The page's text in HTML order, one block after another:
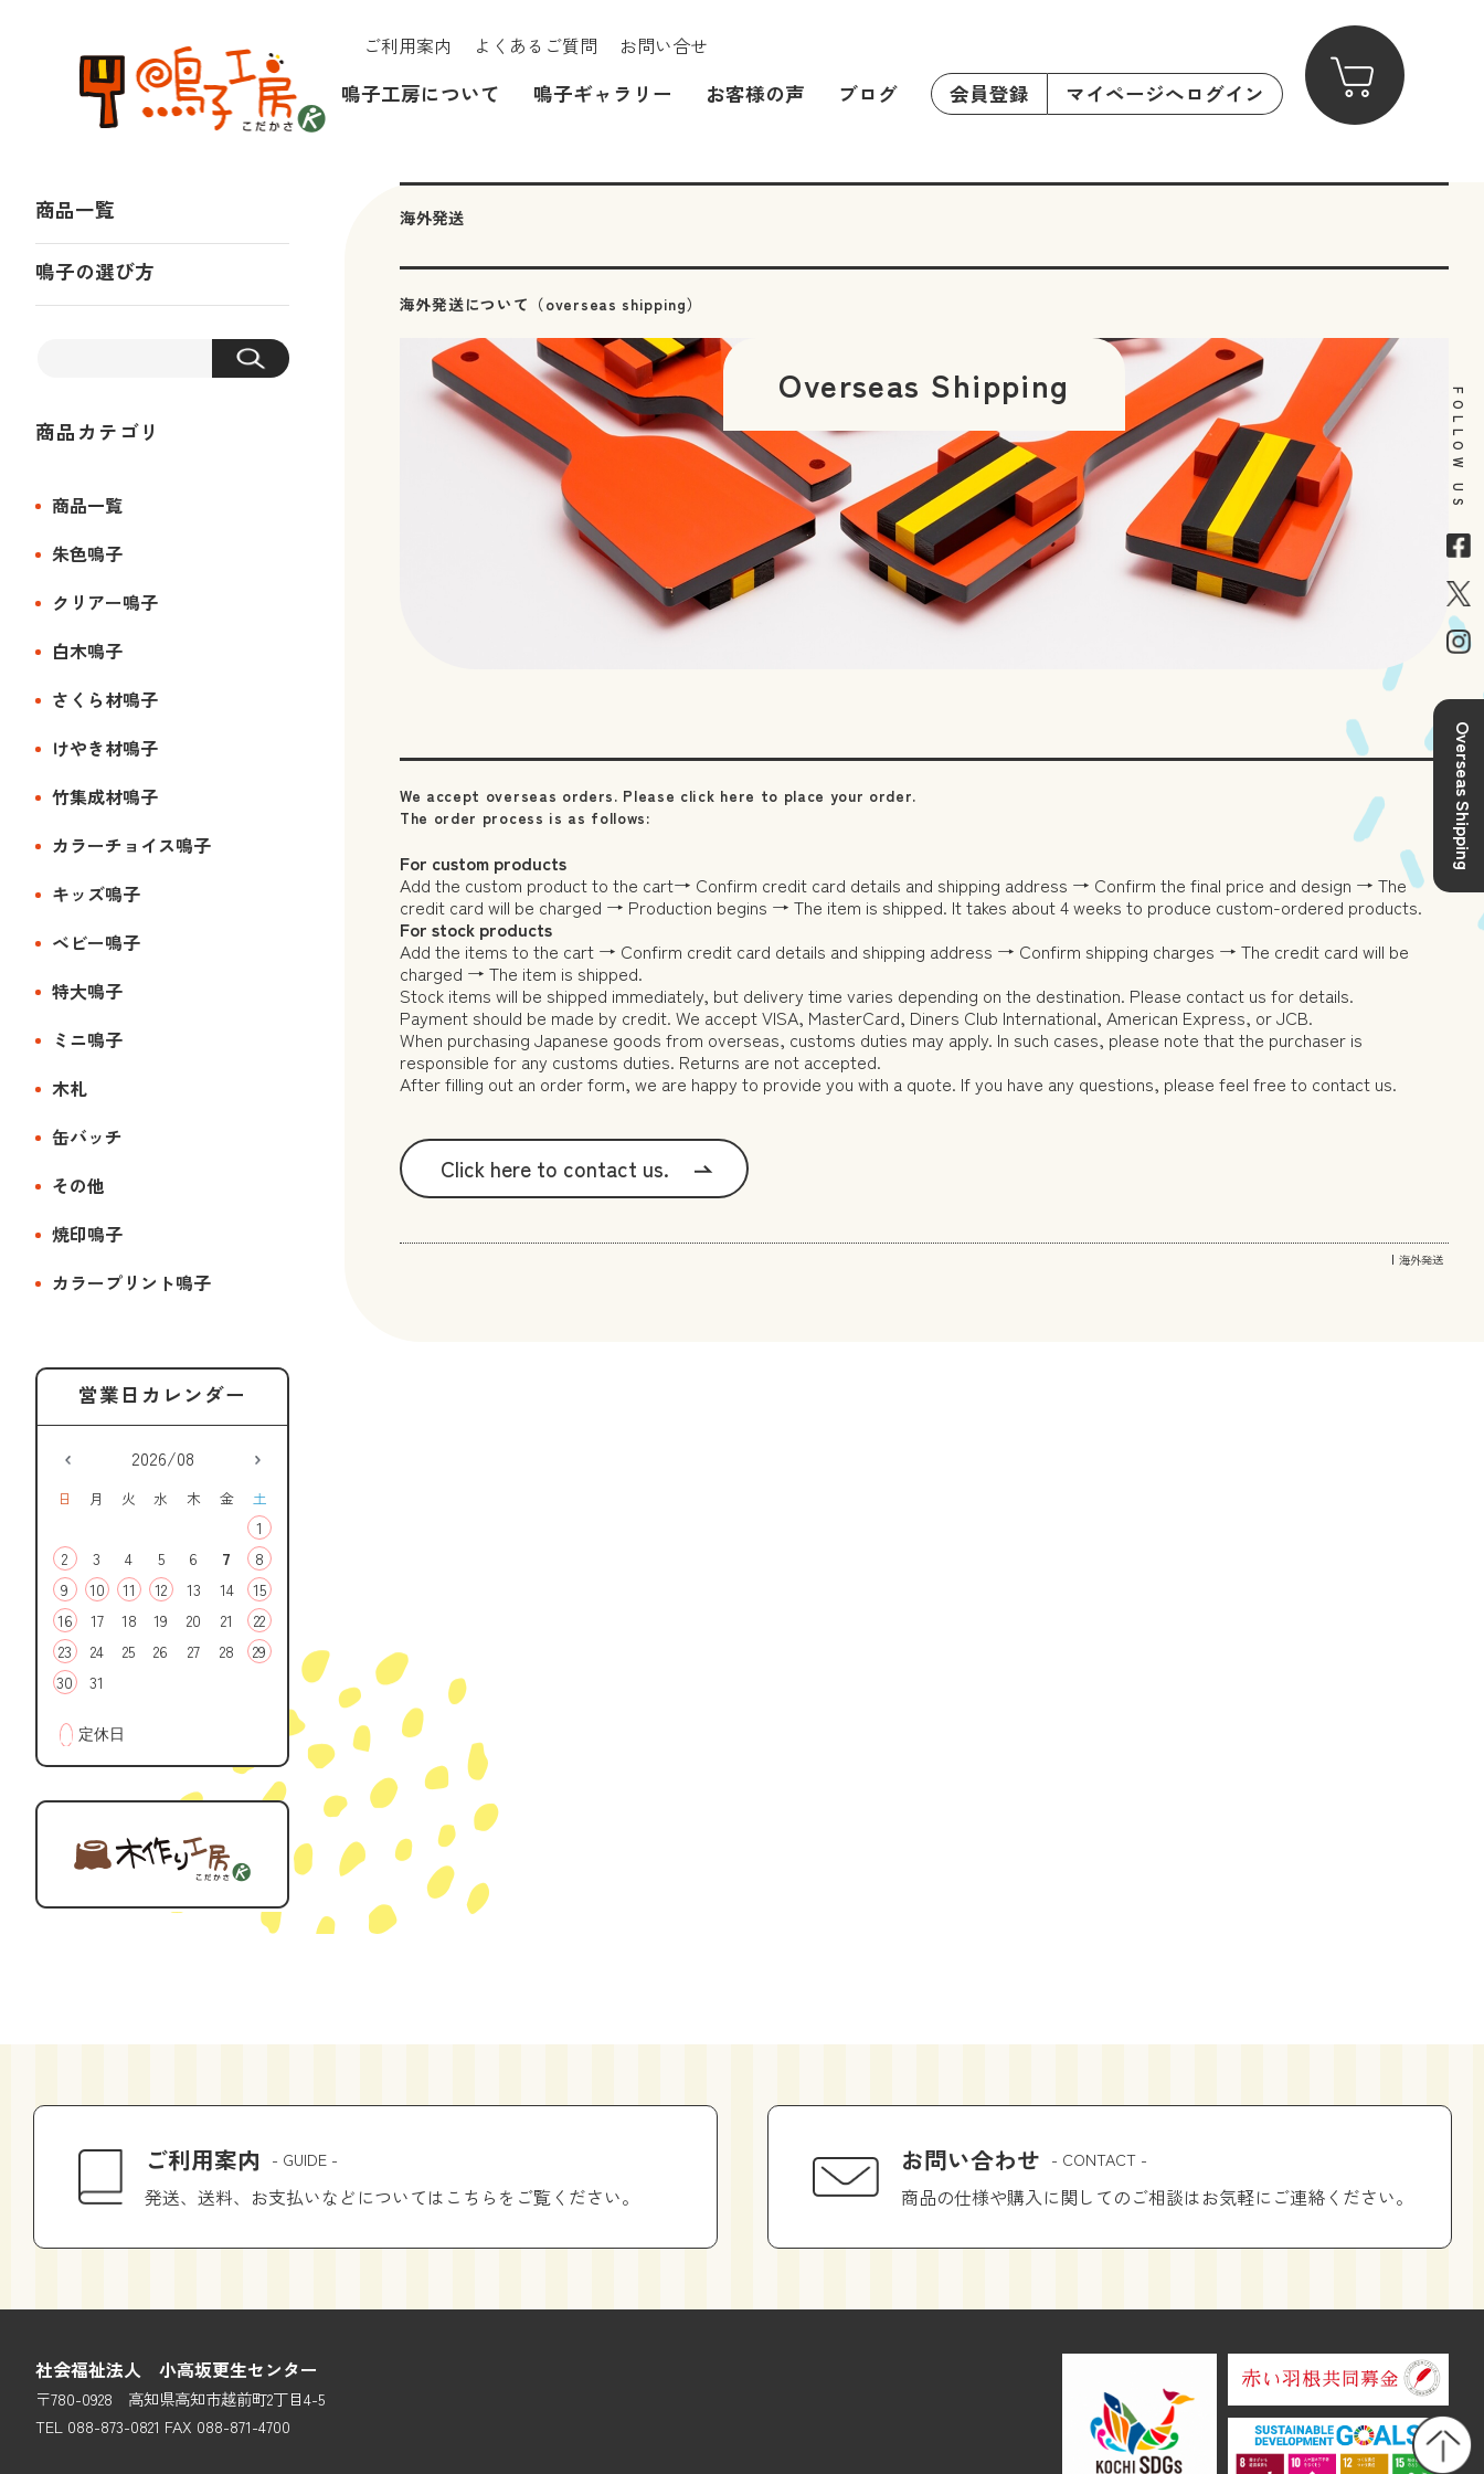
ご利用案内 よくあるご質問 お問い合せ
鳴子工房について 鳴子ギャラリー お客様の声 ブログ 会員登録 マイページへログイン
海外発送
海外発送について（overseas shipping）
Overseas Shipping
We accept overseas orders. Please click here to place your order.
The order process is as follows:
For custom products
Add the custom product to the cart→ Confirm credit card details and shipping address → Confirm the final price and design → The
credit card will be charged → Production begins → The item is shipped. It takes about 4 weeks to produce custom-ordered products.
For stock products
Add the items to the cart → Confirm credit card details and shipping address → Confirm shipping charges → The credit card will be
charged → The item is shipped.
Stock items will be shipped immediately, but delivery time varies depending on the destination. Please contact us for details.
Payment should be made by credit. We accept VISA, MasterCard, Diners Club International, American Express, or JCB.
When purchasing Japanese goods from overseas, customs duties may apply. In such cases, please note that the purchaser is
responsible for any customs duties. Returns are not accepted.
After filling out an order form, we are happy to provide you with a quote. If you have any questions, please feel free to contact us.
Click here to contact us.
海外発送
商品一覧
鳴子の選び方
商品カテゴリ
商品一覧
朱色鳴子
クリアー鳴子
白木鳴子
さくら材鳴子
けやき材鳴子
竹集成材鳴子
カラーチョイス鳴子
キッズ鳴子
ベビー鳴子
特大鳴子
ミニ鳴子
木札
缶バッチ
その他
焼印鳴子
カラープリント鳴子
2026/08
日 月 火 水 木 金 土
1
2
3 4 5 6 7
8
9
10 11 12 13 14
15
16
17 18 19 20 21
22
23
24 25 26 27 28
29
30
31
■ 定休日
ご利用案内 - GUIDE -
発送、送料、お支払いなどについてはこちらをご覧ください。
お問い合わせ - CONTACT -
商品の仕様や購入に関してのご相談はお気軽にご連絡ください。
社会福祉法人 小高坂更生センター
〒780-0928 高知県高知市越前町2丁目4-5
TEL 088-873-0821 FAX 088-871-4700
FOLLOW US
Overseas Shipping